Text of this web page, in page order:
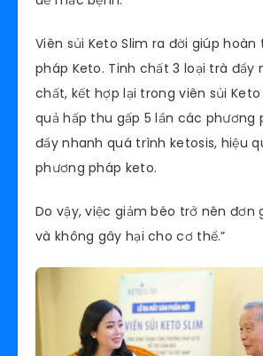
Viên sủi Keto Slim ra đời giúp hoàn
pháp Keto. Tinh chất 3 loại trà đẩy
chất, kết hợp lại trong viên sủi
quả hấp thu gấp 5 lần các phương
đẩy nhanh quá trình ketosis, hiệu
phương pháp keto.
Do vậy, việc giảm béo trở nên đơn
và không gây hại cho cơ thể.”